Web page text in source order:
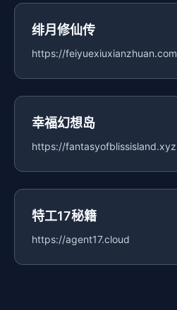
绯月修仙传
https://feiyuexiuxianzhuan.com
幸福幻想岛
https://fantasyofblissisland.xyz
特工17秘籍
https://agent17.cloud